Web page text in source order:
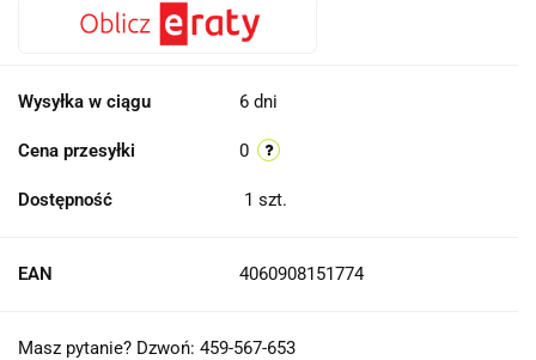
Wysyłka w ciągu 6 dni
Cena przesyłki 0
Dostępność 1 szt.
EAN 4060908151774
Masz pytanie? Dzwoń: 459-567-653